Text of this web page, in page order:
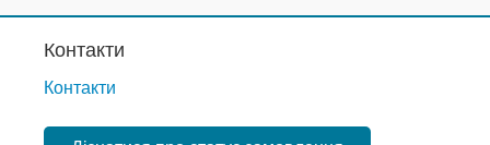
Контакти
Контакти